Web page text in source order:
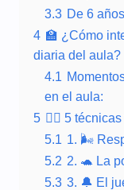
3.3 De 6
4 🏫 ¿Cómo
diaria del aula?
4.1
en el aula:
5 🧘‍♂️ 5
5.1 1. 🌬️
5.2 2. 🐢 La
5.3 3. 🔔 El